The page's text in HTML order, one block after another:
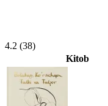
4.2 (38)
Kitob